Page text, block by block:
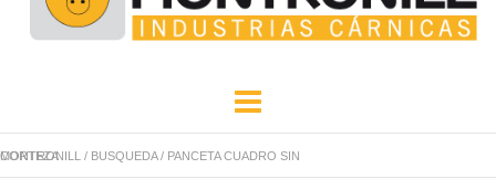
EMPRESA
PRODUCTOS
MONTRONILL / BUSQUEDA/
PANCETA CUADRO SIN CORTEZA